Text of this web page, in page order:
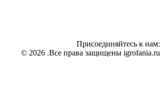
Присоединяйтесь к нам:
© 2026 .Все права защищены igrofania.ru